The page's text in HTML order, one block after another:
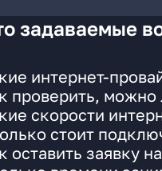
задаваемые
интернет-
проверить,
скорости
стоит
оставить заявку